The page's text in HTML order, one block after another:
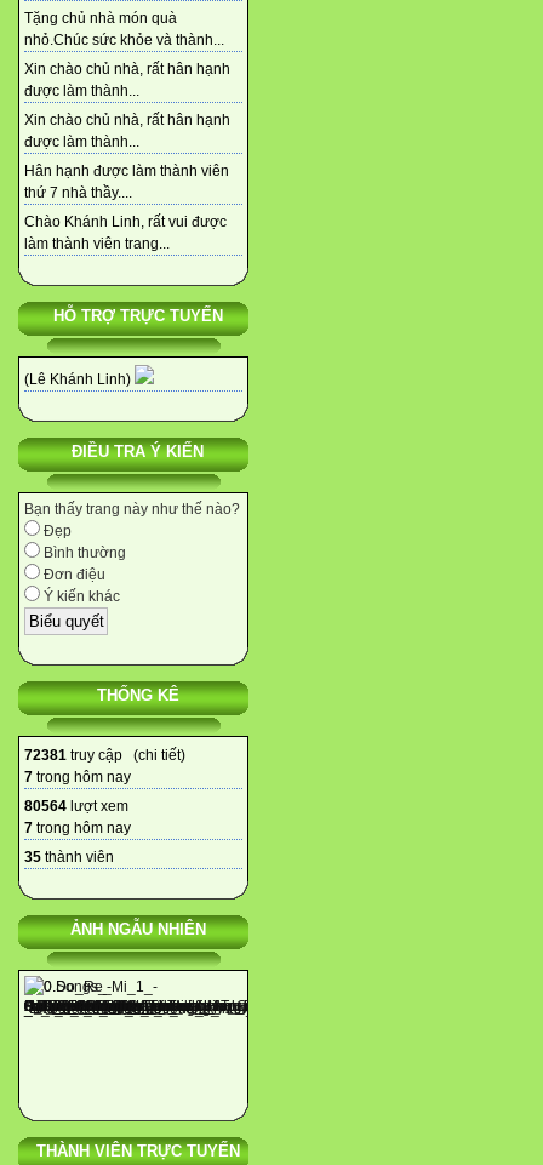
Tặng chủ nhà món quà
nhỏ.Chúc sức khỏe và thành...
Xin chào chủ nhà, rất hân hạnh
được làm thành...
Xin chào chủ nhà, rất hân hạnh
được làm thành...
Hân hạnh được làm thành viên
thứ 7 nhà thầy....
Chào Khánh Linh, rất vui được
làm thành viên trang...
HỖ TRỢ TRỰC TUYẾN
(Lê Khánh Linh)
ĐIỀU TRA Ý KIẾN
Bạn thấy trang này như thế nào?
Đẹp
Bình thường
Đơn điệu
Ý kiến khác
THỐNG KÊ
72381 truy cập (chi tiết)
7 trong hôm nay
80564 lượt xem
7 trong hôm nay
35 thành viên
ẢNH NGẪU NHIÊN
THÀNH VIÊN TRỰC TUYẾN